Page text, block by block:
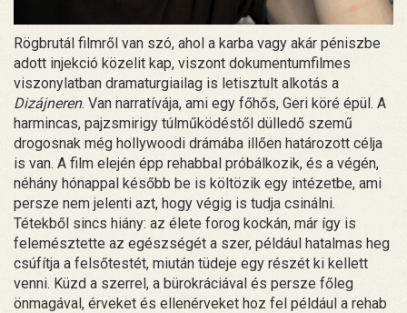
Rögbrutál filmről van szó, ahol a karba vagy akár péniszbe
adott injekció közelit kap, viszont dokumentumfilmes
viszonylatban dramaturgiailag is letisztult alkotás a
Dizájneren. Van narratívája, ami egy főhős, Geri köré épül. A
harmincas, pajzsmirigy túlműködéstől dülledő szemű
drogosnak még hollywoodi drámába illően határozott célja
is van. A film elején épp rehabbal próbálkozik, és a végén,
néhány hónappal később be is költözik egy intézetbe, ami
persze nem jelenti azt, hogy végig is tudja csinálni.
Tétekből sincs hiány: az élete forog kockán, már így is
felemésztette az egészségét a szer, például hatalmas heg
csúfítja a felsőtestét, miután tüdeje egy részét ki kellett
venni. Küzd a szerrel, a bürokráciával és persze főleg
önmagával, érveket és ellenérveket hoz fel például a rehab